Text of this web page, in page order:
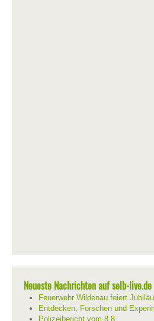
Neueste Nachrichten auf selb-live.de
Feuerwehr Wildenau feiert
Entdecken, Forschen und
Polizeibericht vom 8.8.